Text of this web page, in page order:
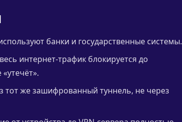
банки и государственные системы.
интернет-трафик блокируется до
тот же зашифрованный туннель, не через